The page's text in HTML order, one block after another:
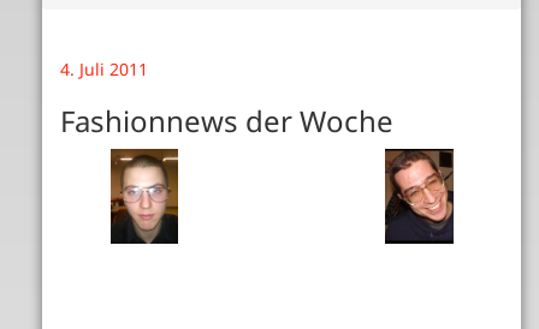
4. Juli 2011
Fashionnews der Woche